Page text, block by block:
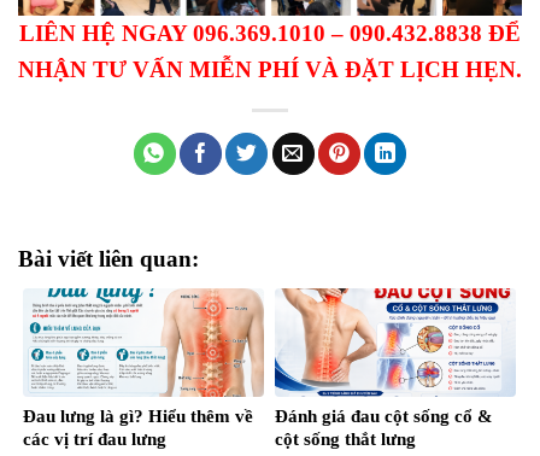
LIÊN HỆ NGAY 096.369.1010 – 090.432.8838 ĐỂ
NHẬN TƯ VẤN MIỄN PHÍ VÀ ĐẶT LỊCH HẸN.
Bài viết liên quan:
Đau lưng là gì? Hiểu thêm về
các vị trí đau lưng
Đánh giá đau cột sống cổ &
cột sống thắt lưng